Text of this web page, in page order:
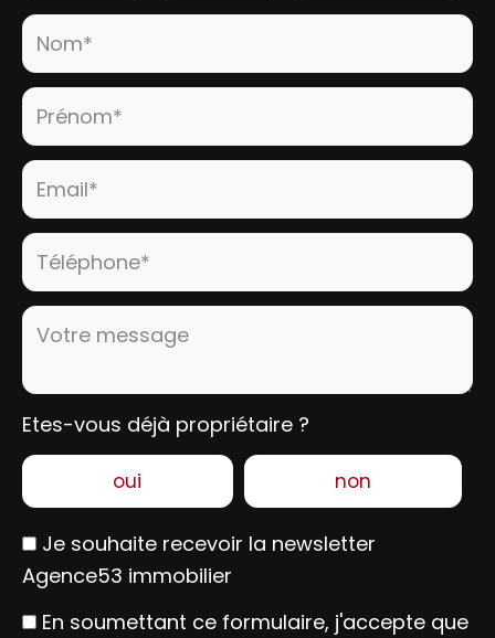
Nom* :
Prénom* :
Email* :
Téléphone* :
Votre message :
Etes-vous déjà propriétaire ?
oui non
Je souhaite recevoir la newsletter
Agence53 immobilier
En soumettant ce formulaire, j'accepte que